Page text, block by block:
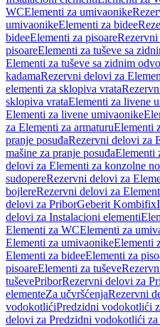
WCElementi za umivaonike
umivaonikeElementi za bidee
bideeElementi za pisoare
pisoareElementi za tuševe sa
Elementi za tuševe sa zidnim
kadamaRezervni delovi za
elementi za sklopiva vrata
sklopiva vrataElementi za livene
Elementi za livene umivaonike
za Elementi za armaturuElementi
pranje posuđaRezervni delovi za
mašine za pranje posuđaElementi
delovi za Elementi za konzolne
sudopereRezervni delovi za
bojlereRezervni delovi za
delovi za PriborGeberit Kombifix
delovi za Instalacioni elementi
Elementi za WCElementi za
Elementi za umivaonikeElementi
Elementi za bideeElementi za
pisoareElementi za tuševe
tuševePriborRezervni delovi za
elementeZa učvršćenjaRezervni
vodokotlićiPredzidni vodokotlići
delovi za Predzidni vodokotlići